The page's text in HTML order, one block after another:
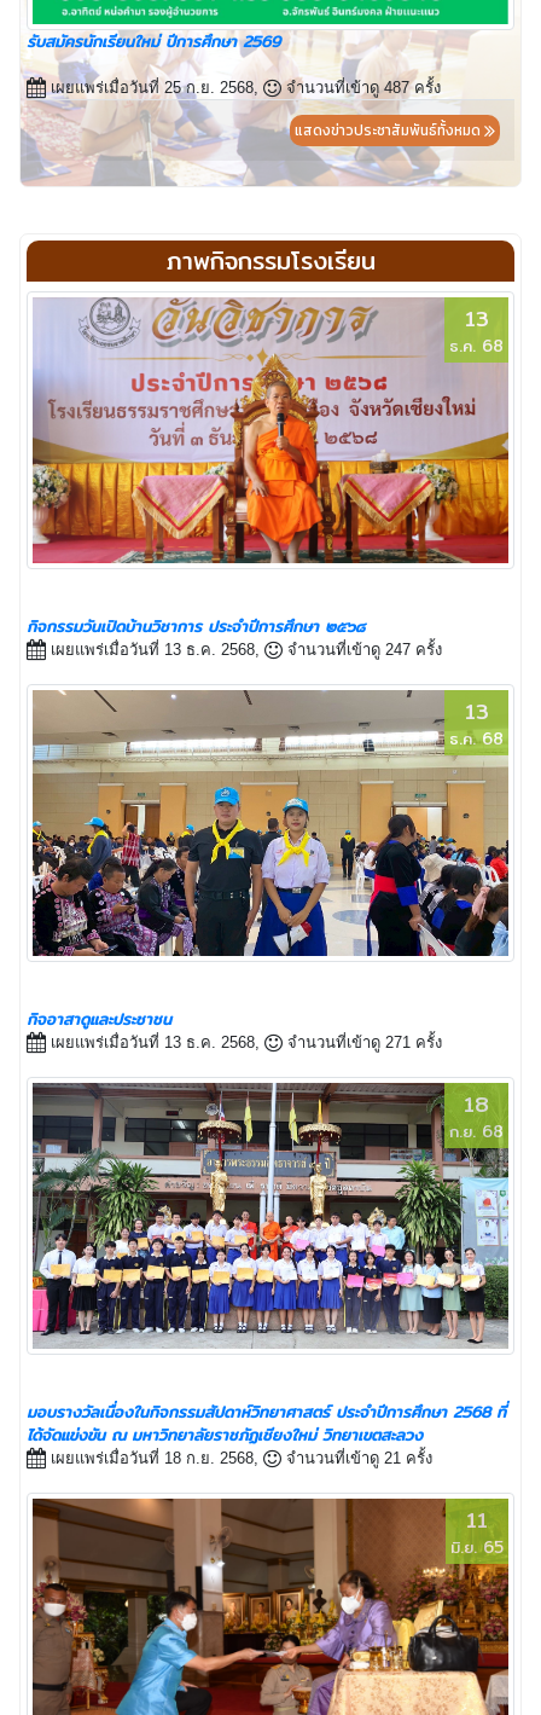
รับสมัครนักเรียนใหม่ ปีการศึกษา 2569
เผยแพร่เมื่อวันที่ 25 ก.ย. 2568, จำนวนที่เข้าดู 487 ครั้ง
แสดงข่าวประชาสัมพันธ์ทั้งหมด
ภาพกิจกรรมโรงเรียน
13
ธ.ค. 68
กิจกรรมวันเปิดบ้านวิชาการ ประจำปีการศึกษา ๒๕๖๘
เผยแพร่เมื่อวันที่ 13 ธ.ค. 2568, จำนวนที่เข้าดู 247 ครั้ง
13
ธ.ค. 68
กิจอาสาดูและประชาชน
เผยแพร่เมื่อวันที่ 13 ธ.ค. 2568, จำนวนที่เข้าดู 271 ครั้ง
18
ก.ย. 68
มอบรางวัลเนื่องในกิจกรรมสัปดาห์วิทยาศาสตร์ ประจำปีการศึกษา 2568 ที่
ได้จัดแข่งขัน ณ มหาวิทยาลัยราชภัฏเชียงใหม่ วิทยาเขตสะลวง
เผยแพร่เมื่อวันที่ 18 ก.ย. 2568, จำนวนที่เข้าดู 21 ครั้ง
11
มิ.ย. 65